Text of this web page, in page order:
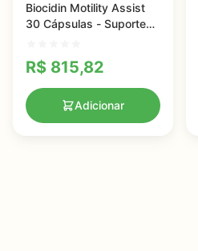
Biocidin Motility Assist
30 Cápsulas - Suporte
Intestinal
R$ 815,82
Adicionar